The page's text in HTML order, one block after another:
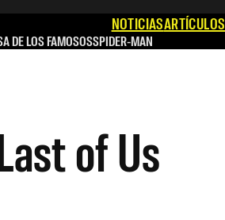
NOTICIASARTÍCULOS
DE LOS FAMOSOSSPIDER-MAN
of Us